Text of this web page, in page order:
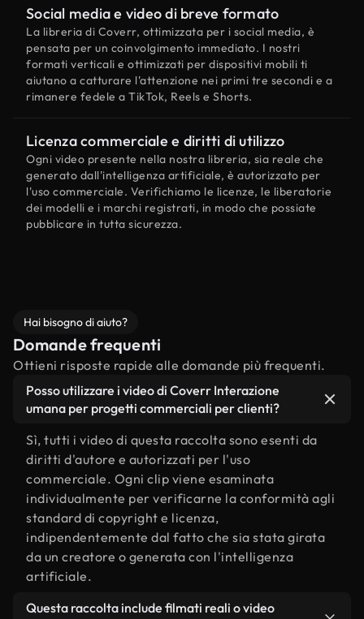
Social media e video di breve formato
La libreria di Coverr, ottimizzata per i social media, è
pensata per un coinvolgimento immediato. I nostri
formati verticali e ottimizzati per dispositivi mobili ti
aiutano a catturare l'attenzione nei primi tre secondi e a
rimanere fedele a TikTok, Reels e Shorts.
Licenza commerciale e diritti di utilizzo
Ogni video presente nella nostra libreria, sia reale che
generato dall'intelligenza artificiale, è autorizzato per
l'uso commerciale. Verifichiamo le licenze, le liberatorie
dei modelli e i marchi registrati, in modo che possiate
pubblicare in tutta sicurezza.
Hai bisogno di aiuto?
Domande frequenti
Ottieni risposte rapide alle domande più frequenti.
Posso utilizzare i video di Coverr Interazione
umana per progetti commerciali per clienti?
Sì, tutti i video di questa raccolta sono esenti da
diritti d'autore e autorizzati per l'uso
commerciale. Ogni clip viene esaminata
individualmente per verificarne la conformità agli
standard di copyright e licenza,
indipendentemente dal fatto che sia stata girata
da un creatore o generata con l'intelligenza
artificiale.
Questa raccolta include filmati reali o video